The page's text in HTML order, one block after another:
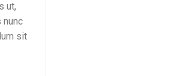
ut,
nunc
sit